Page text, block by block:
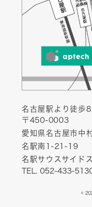
名古屋駅より徒歩8
〒450-0003
愛知県名古屋市中
名駅南1-21-19
名駅サウスサイド
TEL. 052-433-
©